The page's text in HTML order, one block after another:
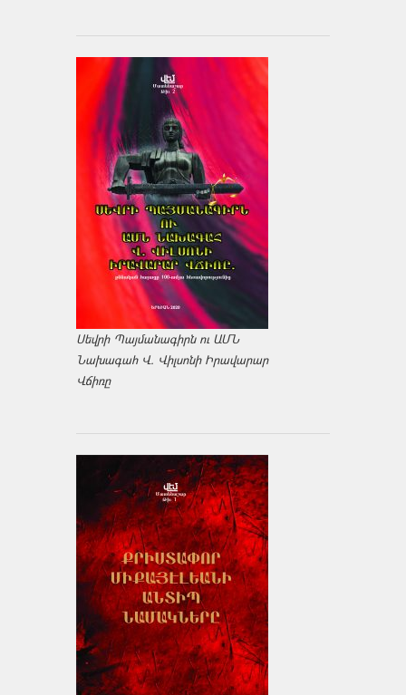
Սեվրի Պայմանագիրն ու ԱՄՆ
Նախագահ Վ. Վիլսոնի Իրավարար
Վճիռը